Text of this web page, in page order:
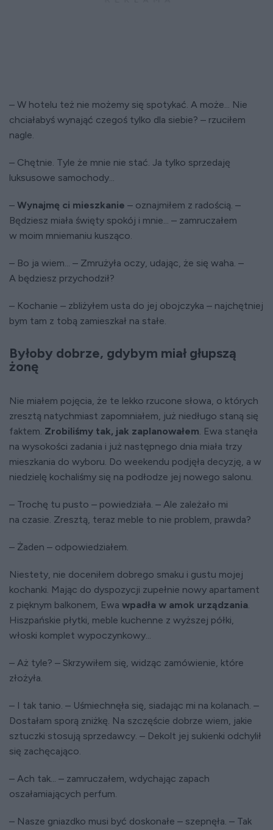
– W hotelu też nie możemy się spotykać. A może... Nie
chciałabyś wynająć czegoś tylko dla siebie? – rzuciłem
nagle.
– Chętnie. Tyle że mnie nie stać. Ja tylko sprzedaję
luksusowe samochody...
– Wynajmę ci mieszkanie – oznajmiłem z radością. –
Będziesz miała święty spokój i mnie... – zamruczałem
w moim mniemaniu kusząco.
– Bo ja wiem... – Zmrużyła oczy, udając, że się waha. –
A będziesz przychodził?
– Kochanie – zbliżyłem usta do jej obojczyka – najchętniej
bym tam z tobą zamieszkał na stałe.
Byłoby dobrze, gdybym miał głupszą
żonę
Nie miałem pojęcia, że te lekko rzucone słowa, o których
zresztą natychmiast zapomniałem, już niedługo staną się
faktem. Zrobiliśmy tak, jak zaplanowałem. Ewa stanęła
na wysokości zadania i już następnego dnia miała trzy
mieszkania do wyboru. Do weekendu podjęła decyzję, a w
niedzielę kochaliśmy się na podłodze jej nowego salonu.
– Trochę tu pusto – powiedziała. – Ale zależało mi
na czasie. Zresztą, teraz meble to nie problem, prawda?
– Żaden – odpowiedziałem.
Niestety, nie doceniłem dobrego smaku i gustu mojej
kochanki. Mając do dyspozycji zupełnie nowy apartament
z pięknym balkonem, Ewa wpadła w amok urządzania.
Hiszpańskie płytki, meble kuchenne z wyższej półki,
włoski komplet wypoczynkowy...
– Aż tyle? – Skrzywiłem się, widząc zamówienie, które
złożyła.
– I tak tanio. – Uśmiechnęła się, siadając mi na kolanach. –
Dostałam sporą zniżkę. Na szczęście dobrze wiem, jakie
sztuczki stosują sprzedawcy. – Dekolt jej sukienki odchylił
się zachęcająco.
– Ach tak... – zamruczałem, wdychając zapach
oszałamiających perfum.
– Nasze gniazdko musi być doskonałe – szepnęła. – Tak